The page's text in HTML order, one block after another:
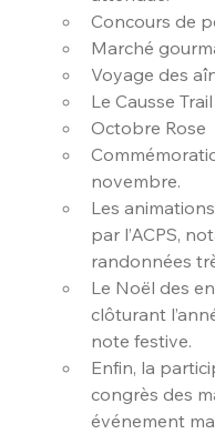
Concours de
Marché
Voyage des
Le Causse Trail
Octobre Rose
novembre.
Les
par l’ACPS,
randonnées
Le Noël des
clôturant
note festive.
Enfin, la
congrès des
événement